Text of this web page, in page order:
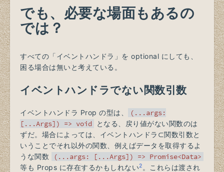
でも、必要な場面もあるの
では？
すべての「イベントハンドラ」を optional にしても、
困る場合は無いと考えている。
イベントハンドラでない関数引数
イベントハンドラ Prop の型は、
(...args:
[...Args]) => void
となる、戻り値がない関数のは
ずだ。場合によっては、イベントハンドラ⊂関数引数と
いうことでそれ以外の関数、例えばデータを取得するよ
うな関数
(...args: [...Args]) => Promise<Data>
等も Props に存在するかもしれない2 。これらは渡され